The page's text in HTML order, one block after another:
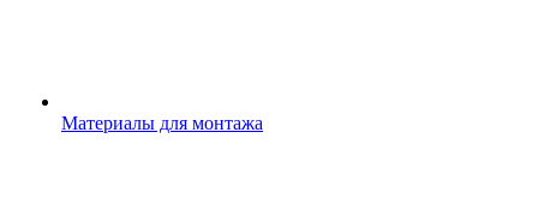
Материалы для монтажа